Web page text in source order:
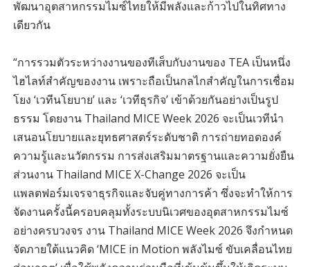
พัฒนาอุตสาหกรรมไมซ์ไทยให้มีพลังและก้าวไปในทิศทาง
เดียวกัน
“การรวมตัวระหว่างงานของทีเส็บกับงานของ TEA เป็นหนึ่ง
ไฮไลท์สำคัญของงาน เพราะถือเป็นกลไกสำคัญในการเชื่อม
โยง ‘เวทีนโยบาย’ และ ‘เวทีธุรกิจ’ เข้าด้วยกันอย่างเป็นรูป
ธรรม โดยงาน Thailand MICE Week 2026 จะเป็นเวทีนำ
เสนอนโยบายและยุทธศาสตร์ระดับชาติ การถ่ายทอดองค์
ความรู้และนวัตกรรม การส่งเสริมมาตรฐานและความยั่งยืน
ส่วนงาน Thailand MICE X-Change 2026 จะเป็น
แพลตฟอร์มเจรจาธุรกิจและจับคู่ทางการค้า ซึ่งจะทำให้การ
จัดงานครั้งนี้ครอบคลุมทั้งระบบนิเวศของอุตสาหกรรมไมซ์
อย่างครบวงจร งาน Thailand MICE Week 2026 จึงกำหนด
จัดภายใต้แนวคิด ‘MICE in Motion พลังไมซ์ ขับเคลื่อนไทย